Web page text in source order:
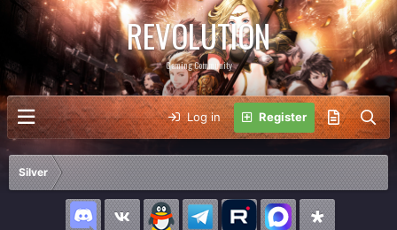
REVOLUTION
Gaming Community
Log in Register
Silver